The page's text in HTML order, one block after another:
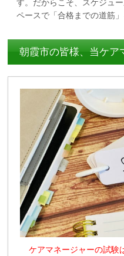
す。だからこそ、スケジュ
ペースで「合格までの道筋」
朝霞市の皆様、当ケア
ケアマネージャーの試験